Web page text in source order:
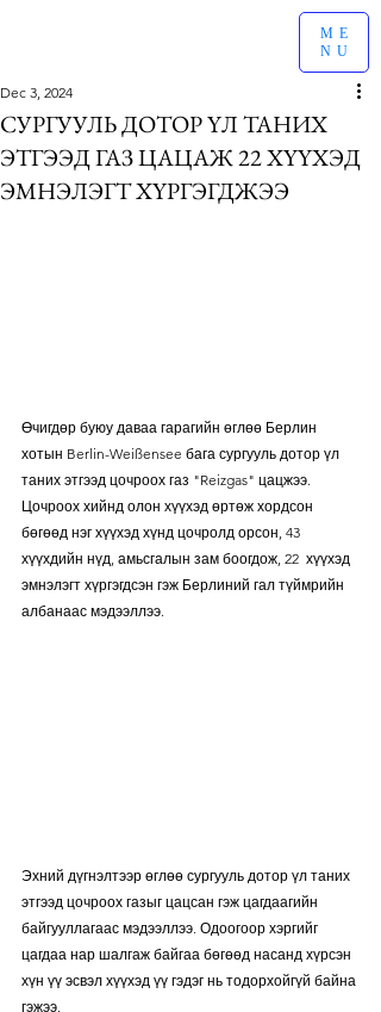
ME
NU
СУРГУУЛЬ ДОТОР ҮЛ ТАНИХ
ЭТГЭЭД ГАЗ ЦАЦАЖ 22 ХҮҮХЭД
ЭМНЭЛЭГТ ХҮРГЭГДЖЭЭ
Dec 3, 2024
Өчигдөр буюу даваа гарагийн өглөө Берлин
хотын Berlin-Weißensee бага сургууль дотор үл
таних этгээд цочроох газ "Reizgas" цацжээ.
Цочроох хийнд олон хүүхэд өртөж хордсон
бөгөөд нэг хүүхэд хүнд цочролд орсон, 43
хүүхдийн нүд, амьсгалын зам боогдож, 22  хүүхэд
эмнэлэгт хүргэгдсэн гэж Берлиний гал түймрийн
албанаас мэдээллээ.
Эхний дүгнэлтээр өглөө сургууль дотор үл таних
этгээд цочроох газыг цацсан гэж цагдаагийн
байгууллагаас мэдээллээ. Одоогоор хэргийг
цагдаа нар шалгаж байгаа бөгөөд насанд хүрсэн
хүн үү эсвэл хүүхэд үү гэдэг нь тодорхойгүй байна
гэжээ.